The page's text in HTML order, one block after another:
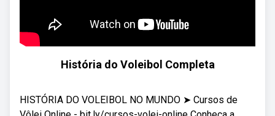
História do Voleibol Completa
HISTÓRIA DO VOLEIBOL NO MUNDO ➤ Cursos de